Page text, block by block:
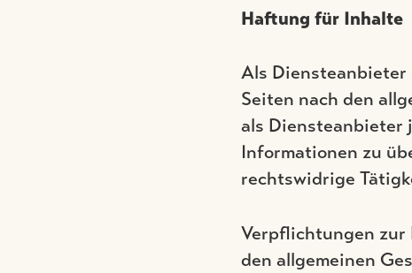
Haftung für Inhalte
Als Diensteanbieter
Seiten nach den
als Diensteanbieter
Informationen zu
rechtswidrige
Verpflichtungen zur
den allgemeinen